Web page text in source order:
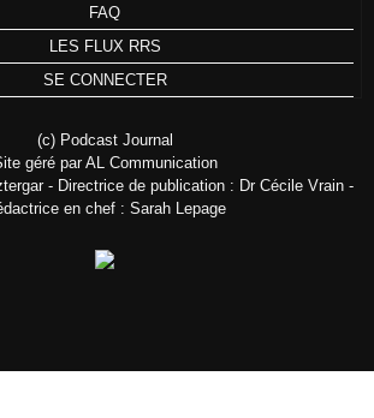
FAQ
LES FLUX RRS
SE CONNECTER
(c) Podcast Journal
géré par AL Communication
- Directrice de publication : Dr Cécile Vrain -
en chef : Sarah Lepage